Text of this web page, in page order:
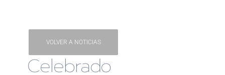
VOLVER A NOTICIAS
Celebrado